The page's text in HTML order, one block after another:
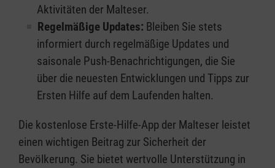
Aktivitäten der Malteser.
Regelmäßige Updates: Bleiben Sie stets
informiert durch regelmäßige Updates und
saisonale Push-Benachrichtigungen, die Sie
über die neuesten Entwicklungen und Tipps zur
Ersten Hilfe auf dem Laufenden halten.
Die kostenlose Erste-Hilfe-App der Malteser leistet
einen wichtigen Beitrag zur Sicherheit der
Bevölkerung. Sie bietet wertvolle Unterstützung in